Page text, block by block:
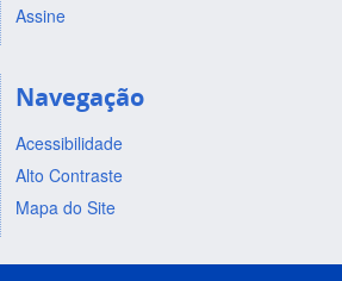
Assine
Navegação
Acessibilidade
Alto Contraste
Mapa do Site